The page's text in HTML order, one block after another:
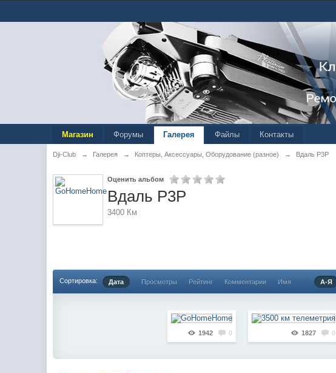
Магазин Форумы Галерея Файлы Контакты
Dji-Club → Галерея → Коптеры, Аксессуары, Оборудование (разное) → Вдаль P3P
Оценить альбом
Вдаль P3P
3400 Км
Сортировка: Дата Просмотры Рейтинг Комментарии Имя А-Я
1942 0 1827 0